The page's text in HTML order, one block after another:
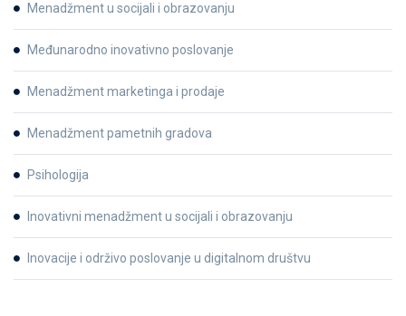
Menadžment u socijali i obrazovanju
Međunarodno inovativno poslovanje
Menadžment marketinga i prodaje
Menadžment pametnih gradova
Psihologija
Inovativni menadžment u socijali i obrazovanju
Inovacije i održivo poslovanje u digitalnom društvu